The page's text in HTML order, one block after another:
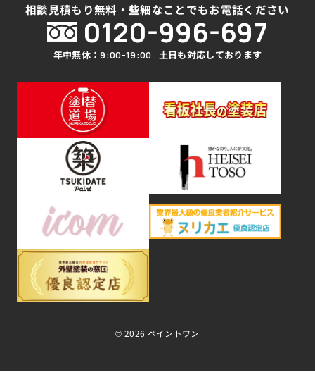
相談見積もり無料・些細なことでもお電話ください
0120-996-697
年中無休：9:00-19:00 土日も対応しております
© 2026 ペイントワン